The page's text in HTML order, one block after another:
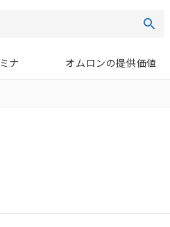
ナ オムロンの提供価値